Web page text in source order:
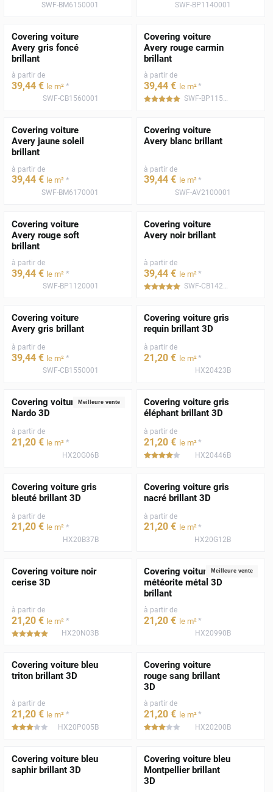
SWF-BM6150001 SWF-BP1140001
Covering voiture
Avery gris foncé
brillant
à partir de
39,44 € le m² *
SWF-CB1560001
Covering voiture
Avery rouge carmin
brillant
à partir de
39,44 € le m²*
***** SWF-BP1150001
Covering voiture
Avery jaune soleil
brillant
à partir de
39,44 € le m² *
SWF-BM6170001
Covering voiture
Avery blanc brillant
à partir de
39,44 € le m²*
SWF-AV2100001
Covering voiture
Avery rouge soft
brillant
à partir de
39,44 € le m² *
SWF-BP1120001
Covering voiture
Avery noir brillant
à partir de
39,44 € le m²*
***** SWF-CB1420001
Covering voiture
Avery gris brillant
à partir de
39,44 € le m² *
SWF-CB1550001
Covering voiture gris
requin brillant 3D
à partir de
21,20 € le m²*
HX20423B
Meilleure vente
Covering voiture gris
Nardo 3D
à partir de
21,20 € le m² *
HX20G06B
Covering voiture gris
éléphant brillant 3D
à partir de
21,20 € le m²*
***** HX20446B
Covering voiture gris
bleuté brillant 3D
à partir de
21 ,20 € le m² *
HX20B37B
Covering voiture gris
nacré brillant 3D
à partir de
21 ,20 € le m²*
HX20G12B
Covering voiture noir
cerise 3D
à partir de
21,20 € le m² *
*****HX20N03B
Meilleure vente
Covering voiture gris
météorite métal 3D
brillant
à partir de
21,20 € le m²*
HX20990B
Covering voiture bleu
triton brillant 3D
à partir de
21,20 € le m² *
***** HX20P005B
Covering voiture
rouge sang brillant
3D
à partir de
21,20 € le m²*
***** HX20200B
Covering voiture bleu
saphir brillant 3D
Covering voiture bleu
Montpellier brillant
3D